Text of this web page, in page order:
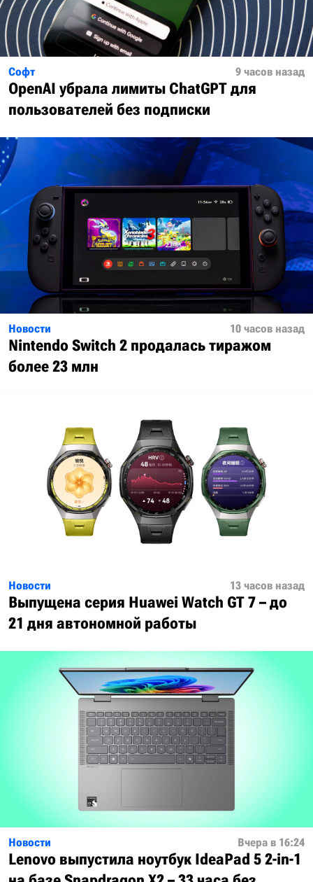
Софт 9 часов назад
OpenAI убрала лимиты ChatGPT для
пользователей без подписки
Новости 10 часов назад
Nintendo Switch 2 продалась тиражом
более 23 млн
Новости 13 часов назад
Выпущена серия Huawei Watch GT 7 – до
21 дня автономной работы
Новости Вчера в 16:24
Lenovo выпустила ноутбук IdeaPad 5 2-in-1